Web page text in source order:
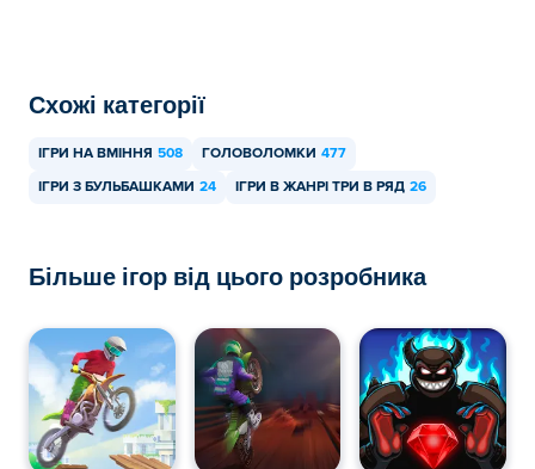
Схожі категорії
ІГРИ НА ВМІННЯ 508 ГОЛОВОЛОМКИ 477
ІГРИ З БУЛЬБАШКАМИ 24 ІГРИ В ЖАНРІ ТРИ В РЯД 26
Більше ігор від цього розробника